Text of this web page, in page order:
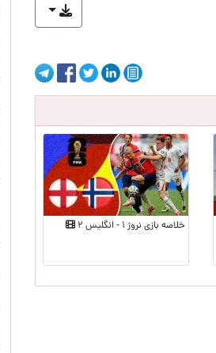
خلاصه بازی نروژ ۱ - انگلیس ۲